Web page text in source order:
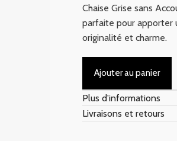
Chaise Grise sans
parfaite pour apporter
originalité et charme.
Ajouter au panier
Plus d'informations
Livraisons et retours